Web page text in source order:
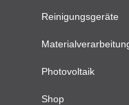
Reinigungsgeräte
Photovoltaik
Shop